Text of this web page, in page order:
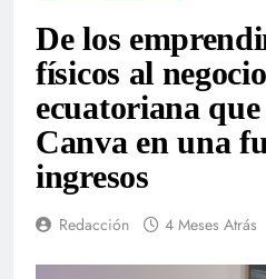
De los
físicos al
ecuatoriana
Canva en una
ingresos
Redacción 4 Meses Atrás